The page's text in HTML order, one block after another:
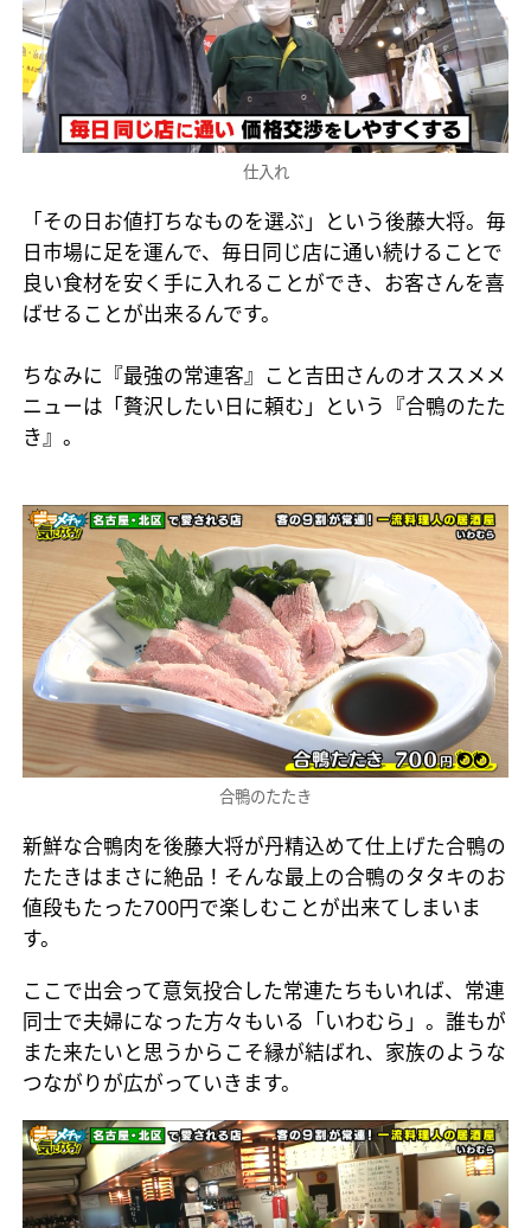
仕入れ
「その日お値打ちなものを選ぶ」という後藤大将。毎
日市場に足を運んで、毎日同じ店に通い続けることで
良い食材を安く手に入れることができ、お客さんを喜
ばせることが出来るんです。
ちなみに『最強の常連客』こと吉田さんのオススメメ
ニューは「贅沢したい日に頼む」という『合鴨のたた
き』。
合鴨のたたき
新鮮な合鴨肉を後藤大将が丹精込めて仕上げた合鴨の
たたきはまさに絶品！そんな最上の合鴨のタタキのお
値段もたった700円で楽しむことが出来てしまいま
す。
ここで出会って意気投合した常連たちもいれば、常連
同士で夫婦になった方々もいる「いわむら」。誰もが
また来たいと思うからこそ縁が結ばれ、家族のような
つながりが広がっていきます。